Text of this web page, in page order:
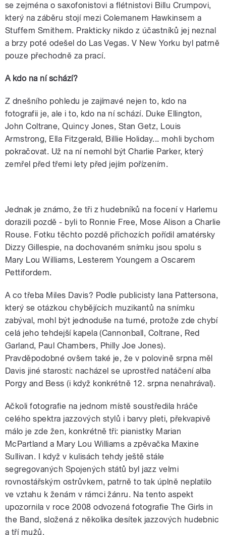
se zejména o saxofonistovi a flétnistovi Billu Crumpovi,
který na záběru stojí mezi Colemanem Hawkinsem a
Stuffem Smithem. Prakticky nikdo z účastníků jej neznal
a brzy poté odešel do Las Vegas. V New Yorku byl patrně
pouze přechodně za prací.
A kdo na ní schází?
Z dnešního pohledu je zajímavé nejen to, kdo na
fotografii je, ale i to, kdo na ní schází. Duke Ellington,
John Coltrane, Quincy Jones, Stan Getz, Louis
Armstrong, Ella Fitzgerald, Billie Holiday... mohli bychom
pokračovat. Už na ní nemohl být Charlie Parker, který
zemřel před třemi lety před jejím pořízením.
Jednak je známo, že tři z hudebníků na focení v Harlemu
dorazili pozdě ‒ byli to Ronnie Free, Mose Alison a Charlie
Rouse. Fotku těchto pozdě příchozích pořídil amatérsky
Dizzy Gillespie, na dochovaném snímku jsou spolu s
Mary Lou Williams, Lesterem Youngem a Oscarem
Pettifordem.
A co třeba Miles Davis? Podle publicisty Iana Pattersona,
který se otázkou chybějících muzikantů na snímku
zabýval, mohl být jednoduše na turné, protože zde chybí
celá jeho tehdejší kapela (Cannonball, Coltrane, Red
Garland, Paul Chambers, Philly Joe Jones).
Pravděpodobné ovšem také je, že v polovině srpna měl
Davis jiné starosti: nacházel se uprostřed natáčení alba
Porgy and Bess (i když konkrétně 12. srpna nenahrával).
Ačkoli fotografie na jednom místě soustředila hráče
celého spektra jazzových stylů i barvy pleti, překvapivě
málo je zde žen, konkrétně tři: pianistky Marian
McPartland a Mary Lou Williams a zpěvačka Maxine
Sullivan. I když v kulisách tehdy ještě stále
segregovaných Spojených států byl jazz velmi
rovnostářským ostrůvkem, patrně to tak úplně neplatilo
ve vztahu k ženám v rámci žánru. Na tento aspekt
upozornila v roce 2008 odvozená fotografie The Girls in
the Band, složená z několika desítek jazzových hudebnic
a tří mužů.